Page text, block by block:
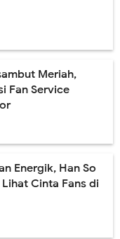
Meriah,
Fan Service
Energik, Han So
Cinta Fans di